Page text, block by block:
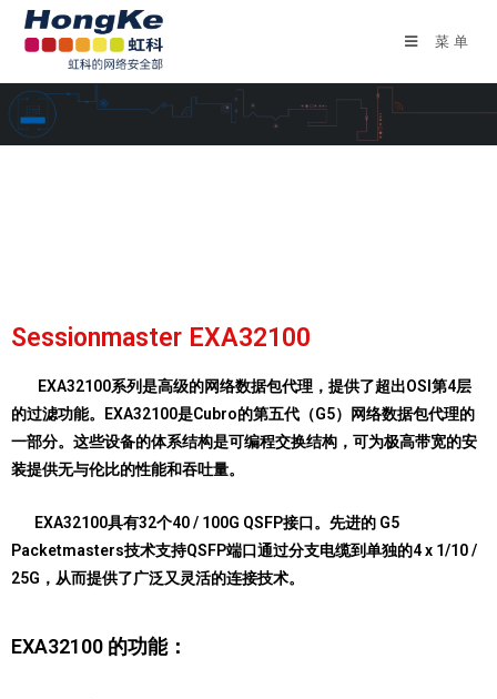
菜单
Sessionmaster EXA32100
EXA32100系列是高级的网络数据包代理，提供了超出OSI第4层
的过滤功能。EXA32100是Cubro的第五代（G5）网络数据包代理的
一部分。这些设备的体系结构是可编程交换结构，可为极高带宽的安
装提供无与伦比的性能和吞吐量。
EXA32100具有32个40 / 100G QSFP接口。先进的 G5
Packetmasters技术支持QSFP端口通过分支电缆到单独的4 x 1/10 /
25G，从而提供了广泛又灵活的连接技术。
EXA32100 的功能：